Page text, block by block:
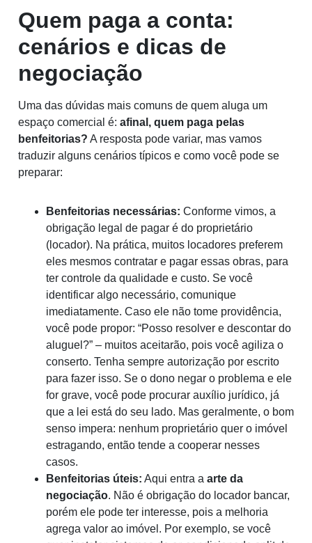
Quem paga a conta:
cenários e dicas de
negociação
Uma das dúvidas mais comuns de quem aluga um
espaço comercial é: afinal, quem paga pelas
benfeitorias? A resposta pode variar, mas vamos
traduzir alguns cenários típicos e como você pode se
preparar:
Benfeitorias necessárias: Conforme vimos, a
obrigação legal de pagar é do proprietário
(locador). Na prática, muitos locadores preferem
eles mesmos contratar e pagar essas obras, para
ter controle da qualidade e custo. Se você
identificar algo necessário, comunique
imediatamente. Caso ele não tome providência,
você pode propor: “Posso resolver e descontar do
aluguel?” – muitos aceitarão, pois você agiliza o
conserto. Tenha sempre autorização por escrito
para fazer isso. Se o dono negar o problema e ele
for grave, você pode procurar auxílio jurídico, já
que a lei está do seu lado. Mas geralmente, o bom
senso impera: nenhum proprietário quer o imóvel
estragando, então tende a cooperar nesses
casos.
Benfeitorias úteis: Aqui entra a arte da
negociação. Não é obrigação do locador bancar,
porém ele pode ter interesse, pois a melhoria
agrega valor ao imóvel. Por exemplo, se você